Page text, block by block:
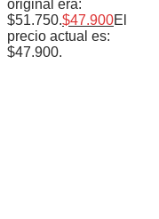
original era:
$51.750.$47.900El
precio actual es:
$47.900.